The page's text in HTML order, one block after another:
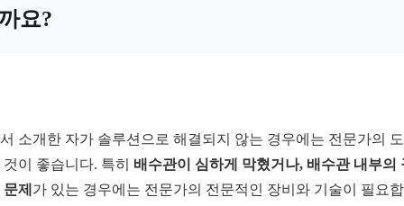
요?
소개한 자가 솔루션으로 해결되지 않는 경우에는 전문가의
이 좋습니다. 특히 배수관이 심하게 막혔거나, 배수관 내부의
제 가 있는 경우에는 전문가의 전문적인 장비와 기술이 필요